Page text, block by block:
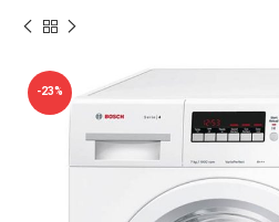
-23%